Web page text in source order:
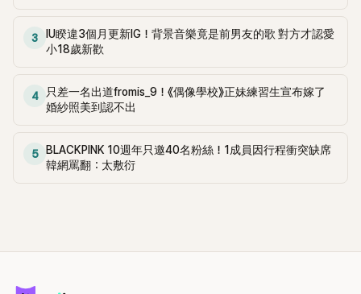
3
IU睽違3個月更新IG！背景音樂竟是前男友的歌 對方才認愛
小18歲新歡
4
只差一名出道fromis_9！《偶像學校》正妹練習生宣布嫁了
婚紗照美到認不出
5
BLACKPINK 10週年只邀40名粉絲！1成員因行程衝突缺席
韓網罵翻：太敷衍